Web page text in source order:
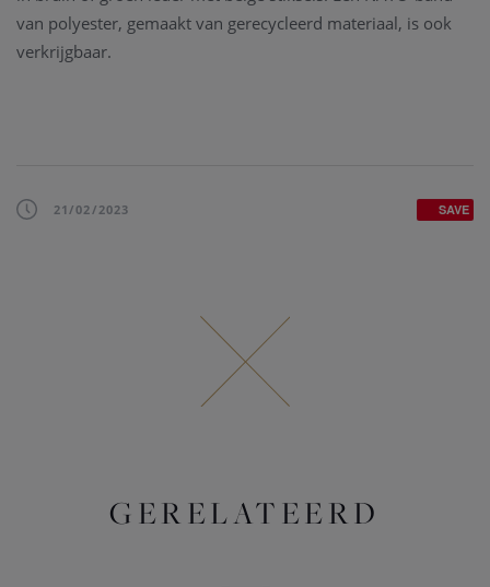
van polyester, gemaakt van gerecycleerd materiaal, is ook
verkrijgbaar.
21/02/2023 SAVE
GERELATEERD